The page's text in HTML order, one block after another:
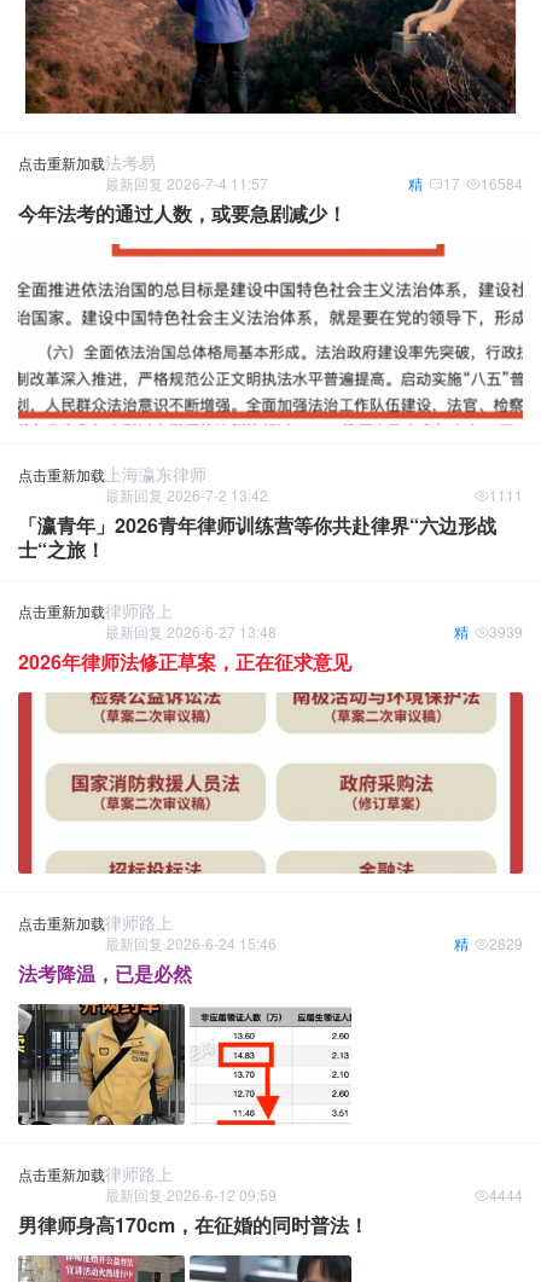
点击重新加载法考易
最新回复 2026-7-4 11:57 16584
17
精
今年法考的通过人数，或要急剧减少！
点击重新加载 上海瀛东律师
最新回复 2026-7-2 13:42 1111
「瀛青年」2026青年律师训练营等你共赴律界“六边形战
士“之旅！
点击重新加载律师路上
最新回复 2026-6-27 13:48 3939
精
2026年律师法修正草案，正在征求意见
点击重新加载律师路上
最新回复 2026-6-24 15:46 2829
精
法考降温，已是必然
点击重新加载律师路上
最新回复 2026-6-12 09:59 4444
男律师身高170cm，在征婚的同时普法！